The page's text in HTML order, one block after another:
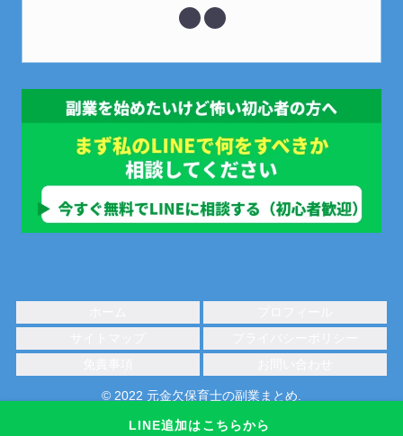
LINE追加はこちらから
© 2022 元金欠保育士の副業まとめ.